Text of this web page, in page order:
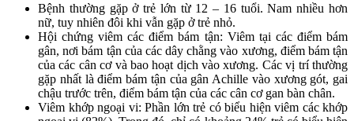
Bệnh thường gặp ở trẻ lớn từ 12 – 16 tuổi. Nam nhiều hơn
nữ, tuy nhiên đôi khi vẫn gặp ở trẻ nhỏ.
Hội chứng viêm các điểm bám tận: Viêm tại các điểm bám
gân, nơi bám tận của các dây chằng vào xương, điểm bám tận
của các cân cơ và bao hoạt dịch vào xương. Các vị trí thường
gặp nhất là điểm bám tận của gân Achille vào xương gót, gai
chậu trước trên, điểm bám tận của các cân cơ gan bàn chân.
Viêm khớp ngoại vi: Phần lớn trẻ có biểu hiện viêm các khớp